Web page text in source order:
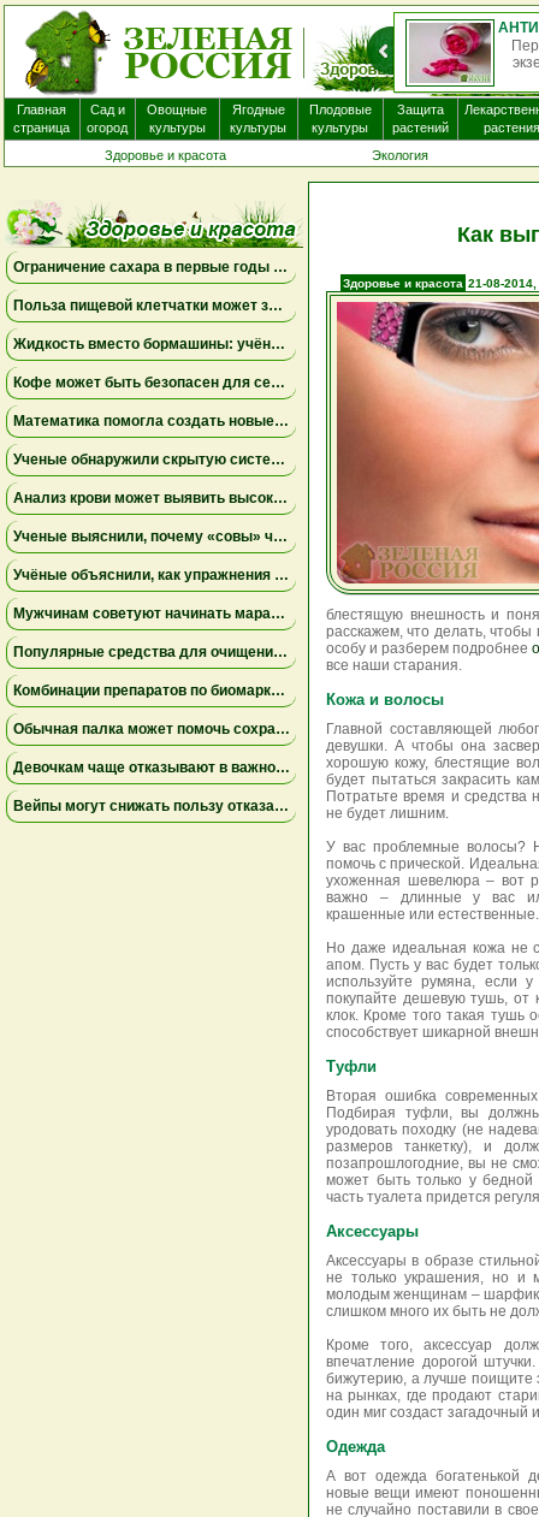
Главная
страница
Сад и
огород
Овощные
культуры
Ягодные
культуры
Плодовые
культуры
Защита
растений
растения
Здоровье и красота
Экология
Ограничение сахара в первые годы жизни может снизить риск болезни Альцгеймера
Польза пищевой клетчатки может зависеть от конкретных бактерий в кишечнике
Жидкость вместо бормашины: учёные подтвердили эффективность нового метода лечения детского кариеса
Кофе может быть безопасен для сердца, а энергетики — повышать риск аритмии
Математика помогла создать новые биомаркеры для прогнозирования рака молочной железы
Ученые обнаружили скрытую систему очистки в задней части глаза
Анализ крови может выявить высокий риск болезни Альцгеймера за десять лет до появления симптомов
Ученые выяснили, почему «совы» чаще набирают жир в области живота
Учёные объяснили, как упражнения замедляют старение мышц
Мужчинам советуют начинать марафон медленнее
Популярные средства для очищения слизи не помогли пациентам на ИВЛ и могут повышать риск осложнений
Комбинации препаратов по биомаркерам помогли уменьшить устойчивую к лечению меланому
Обычная палка может помочь сохранить равновесие
Девочкам чаще отказывают в важной защите после рождения
Вейпы могут снижать пользу отказа от сигарет
Как
Здоровье и красота 21-08-
блестящую внешность и
расскажем, что делать,
особу и разберем подробнее
все наши старания.
Кожа и волосы
Главной составляющей
девушки. А чтобы она
хорошую кожу, блестящие
будет пытаться закрасить
Потратьте время и средства
не будет лишним.
У вас проблемные волосы?
помочь с прической.
ухоженная шевелюра – вот
важно – длинные у вас
крашенные или естественные.
Но даже идеальная кожа не
апом. Пусть у вас будет
используйте румяна, если
покупайте дешевую тушь, от
клок. Кроме того такая тушь
способствует шикарной
Туфли
Вторая ошибка
Подбирая туфли, вы
уродовать походку (не
размеров танкетку), и
позапрошлогодние, вы не
может быть только у
часть туалета придется
Аксессуары
Аксессуары в образе
не только украшения, но и
молодым женщинам –
слишком много их быть не
Кроме того, аксессуар
впечатление дорогой
бижутерию, а лучше поищите
на рынках, где продают
один миг создаст загадочный
Одежда
А вот одежда богатенькой
новые вещи имеют
не случайно поставили в